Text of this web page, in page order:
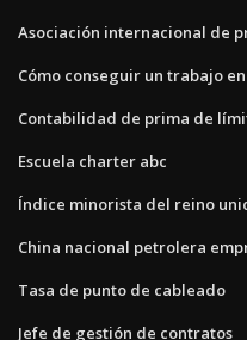
Asociación internacional de
Cómo conseguir un trabajo
Contabilidad de prima de
Escuela charter abc
Índice minorista del reino
China nacional petrolera
Tasa de punto de cableado
Jefe de gestión de contratos